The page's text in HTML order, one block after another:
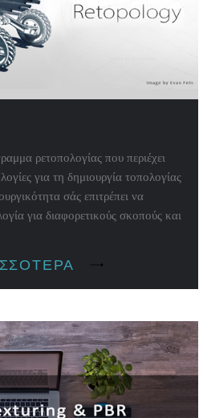
ρετοπολογίας που περιέχει
για τη δημιουργία τοπολογίας
σάς επιτρέπει να
για διαφορετικούς σκοπούς και